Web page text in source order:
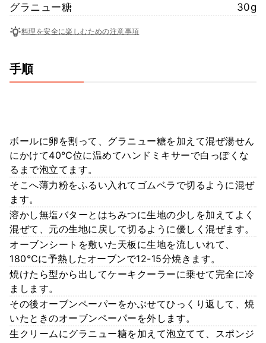
グラニュー糖
30g
料理を安全に楽しむための注意事項
手順
ボールに卵を割って、グラニュー糖を加えて混ぜ湯せん
にかけて40℃位に温めてハンドミキサーで白っぽくな
るまで泡立てます。
そこへ薄力粉をふるい入れてゴムベラで切るように混ぜ
ます。
溶かし無塩バターとはちみつに生地の少しを加えてよく
混ぜて、元の生地に戻して切るように優しく混ぜます。
オーブンシートを敷いた天板に生地を流しいれて、
180℃に予熱したオーブンで12-15分焼きます。
焼けたら型から出してケーキクーラーに乗せて完全に冷
まします。
その後オーブンペーパーをかぶせてひっくり返して、焼
いたときのオーブンペーパーを外します。
生クリームにグラニュー糖を加えて泡立てて、スポンジ